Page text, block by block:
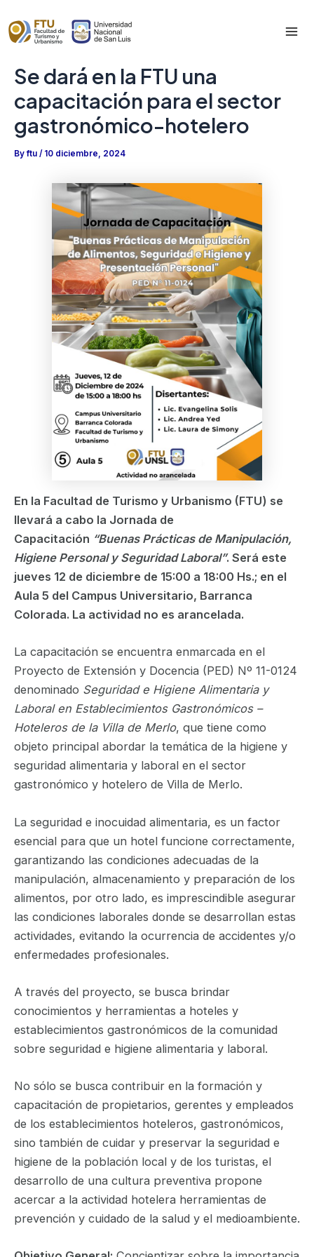
to
content
Se dará en la FTU una
capacitación para el sector
gastronómico-hotelero
Byftu / 10 diciembre, 2024
En la Facultad de Turismo y Urbanismo (FTU) se
llevará a cabo la Jornada de
Capacitación “Buenas Prácticas de Manipulación,
Higiene Personal y Seguridad Laboral”. Será este
jueves 12 de diciembre de 15:00 a 18:00 Hs.; en el
Aula 5 del Campus Universitario, Barranca
Colorada. La actividad no es arancelada.
La capacitación se encuentra enmarcada en el
Proyecto de Extensión y Docencia (PED) Nº 11-0124
denominado Seguridad e Higiene Alimentaria y
Laboral en Establecimientos Gastronómicos –
Hoteleros de la Villa de Merlo, que tiene como
objeto principal abordar la temática de la higiene y
seguridad alimentaria y laboral en el sector
gastronómico y hotelero de Villa de Merlo.
La seguridad e inocuidad alimentaria, es un factor
esencial para que un hotel funcione correctamente,
garantizando las condiciones adecuadas de la
manipulación, almacenamiento y preparación de los
alimentos, por otro lado, es imprescindible asegurar
las condiciones laborales donde se desarrollan estas
actividades, evitando la ocurrencia de accidentes y/o
enfermedades profesionales.
A través del proyecto, se busca brindar
conocimientos y herramientas a hoteles y
establecimientos gastronómicos de la comunidad
sobre seguridad e higiene alimentaria y laboral.
No sólo se busca contribuir en la formación y
capacitación de propietarios, gerentes y empleados
de los establecimientos hoteleros, gastronómicos,
sino también de cuidar y preservar la seguridad e
higiene de la población local y de los turistas, el
desarrollo de una cultura preventiva propone
acercar a la actividad hotelera herramientas de
prevención y cuidado de la salud y el medioambiente.